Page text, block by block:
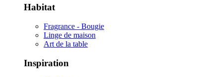
Habitat
Fragrance - Bougie
Linge de maison
Art de la table
Inspiration